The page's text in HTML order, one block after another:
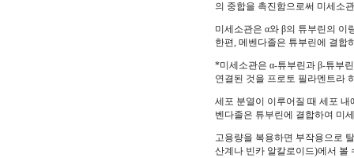
의 중합을 촉진함으로써 미세소
미세소관은 α와 β의 튜부린의 이
한편, 메벤다졸은 튜부린에 결합
*미세소관은 α-튜부린과 β-튜부
연결된 것을 프로토 필라멘트라
세포 분열이 이루어질 때 세포
벤다졸은 튜부린에 결합하여 미
고용량을 복용하면 부작용으로
산계나 빈카 알칼로이드)에서 볼